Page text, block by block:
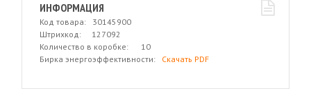
ИНФОРМАЦИЯ
Код товара: 30145900
Штрихкод: 127092
Количество в коробке: 10
Бирка энергоэффективности: Скачать PDF